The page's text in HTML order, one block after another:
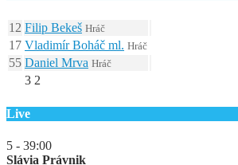
12 Filip Bekeš Hráč
17 Vladimír Boháč ml. Hráč
55 Daniel Mrva Hráč
3 2
Live
5 - 39:00
Slávia Právnik